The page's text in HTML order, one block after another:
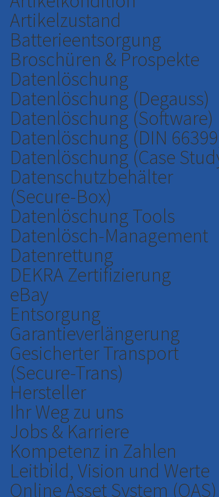
Artikelzustand
Batterieentsorgung
Broschüren & Prospekte
Datenlöschung
Datenlöschung (Degauss)
Datenlöschung (Software)
Datenlöschung (DIN
Datenlöschung (Case
Datenschutzbehälter
(Secure-Box)
Datenlöschung Tools
Datenlösch-Management
Datenrettung
DEKRA Zertifizierung
eBay
Entsorgung
Garantieverlängerung
Gesicherter Transport
(Secure-Trans)
Hersteller
Ihr Weg zu uns
Jobs & Karriere
Kompetenz in Zahlen
Leitbild, Vision und Werte
Online Asset System (OAS)